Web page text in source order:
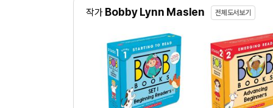
작가 Bobby Lynn Maslen 전체도서보기